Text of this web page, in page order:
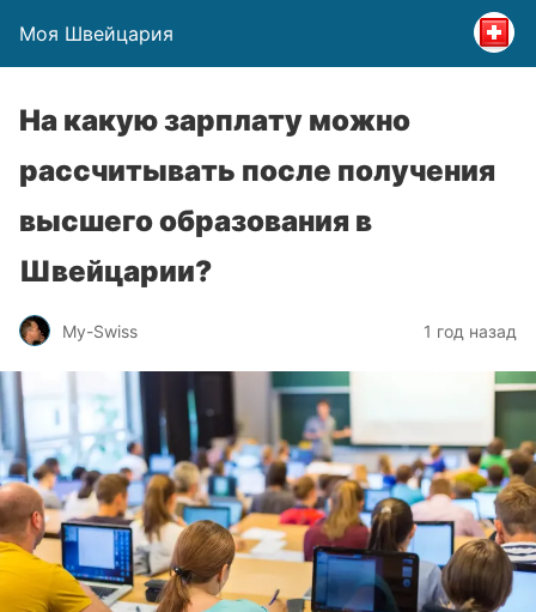
Моя Швейцария
На какую зарплату можно
рассчитывать после получения
высшего образования в
Швейцарии?
My-Swiss 1 год назад